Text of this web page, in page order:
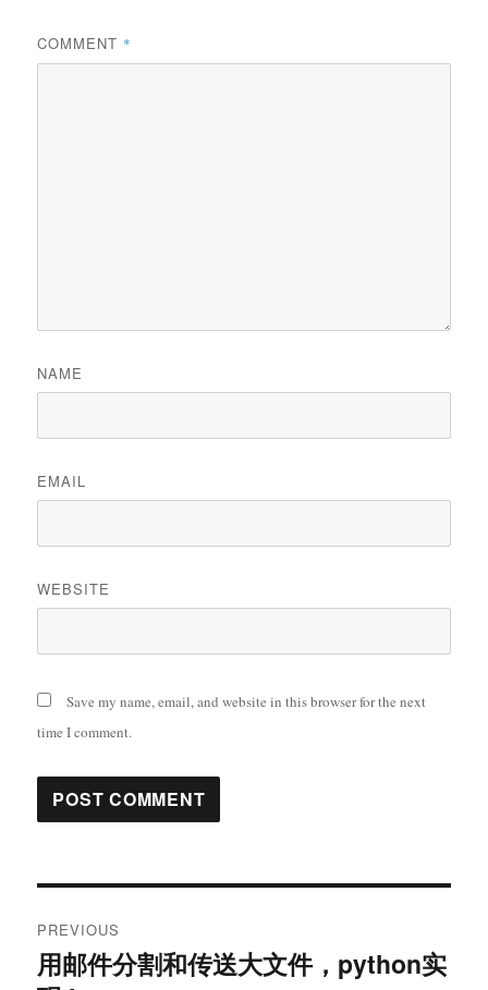
COMMENT *
NAME
EMAIL
WEBSITE
Save my name, email, and website in this browser for the next
time I comment.
navigation
PREVIOUS
Previous
用邮件分割和传送大文件，python实